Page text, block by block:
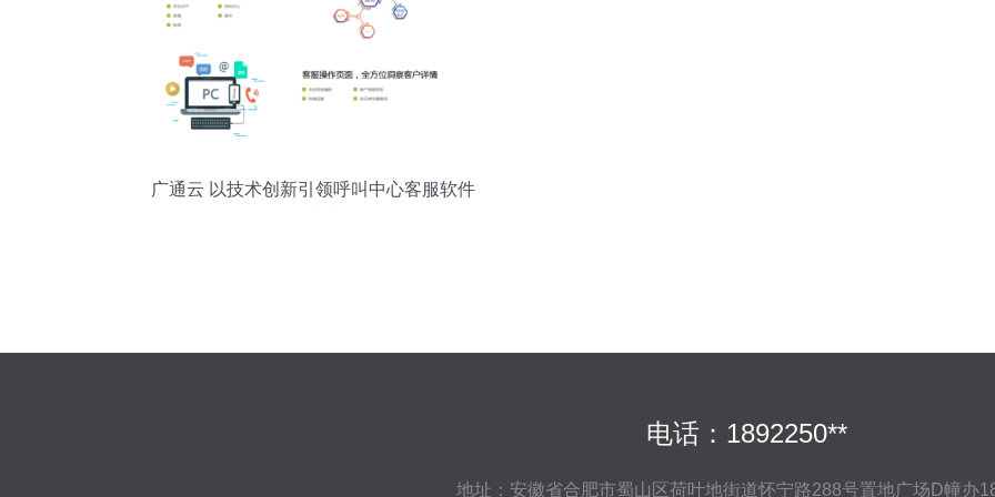
广通云 以技术创新引领呼叫中心客服软件
电话：1892250**
地址：安徽省合肥市蜀山区荷叶地街道怀宁路288号置地广场D幢办